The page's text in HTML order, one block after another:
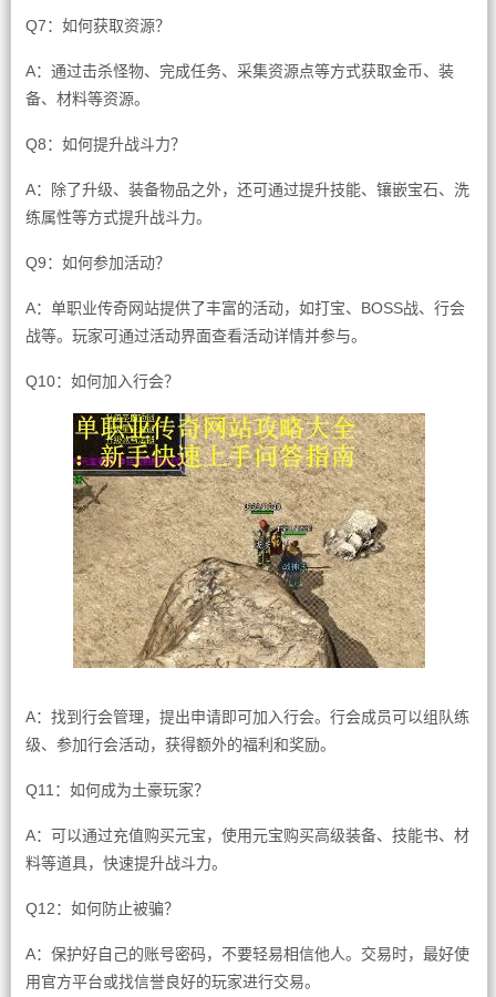
Q7：如何获取资源？
A：通过击杀怪物、完成任务、采集资源点等方式获取金币、装
备、材料等资源。
Q8：如何提升战斗力？
A：除了升级、装备物品之外，还可通过提升技能、镶嵌宝石、洗
练属性等方式提升战斗力。
Q9：如何参加活动？
A：单职业传奇网站提供了丰富的活动，如打宝、BOSS战、行会
战等。玩家可通过活动界面查看活动详情并参与。
Q10：如何加入行会？
A：找到行会管理，提出申请即可加入行会。行会成员可以组队练
级、参加行会活动，获得额外的福利和奖励。
Q11：如何成为土豪玩家？
A：可以通过充值购买元宝，使用元宝购买高级装备、技能书、材
料等道具，快速提升战斗力。
Q12：如何防止被骗？
A：保护好自己的账号密码，不要轻易相信他人。交易时，最好使
用官方平台或找信誉良好的玩家进行交易。